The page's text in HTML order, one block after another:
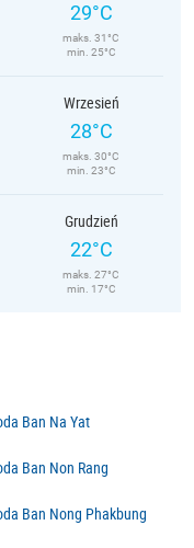
29°C
maks. 31°C
min. 25°C
Wrzesień
28°C
maks. 30°C
min. 23°C
Grudzień
22°C
maks. 27°C
min. 17°C
Ban Na Yat
Ban Non Rang
Ban Nong Phakbung